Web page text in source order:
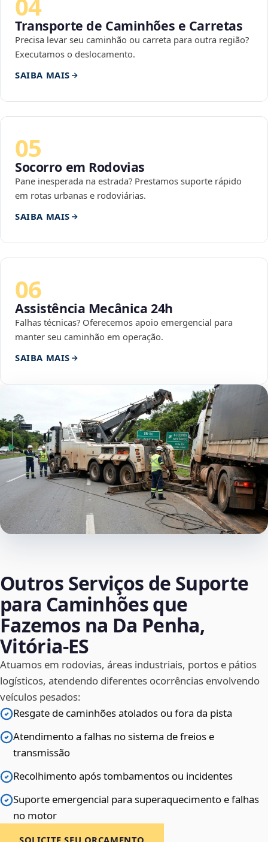
Transporte de Caminhões e Carretas
Precisa levar seu caminhão ou carreta para outra região?
Executamos o deslocamento.
SAIBA MAIS
05
Socorro em Rodovias
Pane inesperada na estrada? Prestamos suporte rápido
em rotas urbanas e rodoviárias.
SAIBA MAIS
06
Assistência Mecânica 24h
Falhas técnicas? Oferecemos apoio emergencial para
manter seu caminhão em operação.
SAIBA MAIS
Outros Serviços de Suporte
para Caminhões que
Fazemos na Da Penha,
Vitória‑ES
Atuamos em rodovias, áreas industriais, portos e pátios
logísticos, atendendo diferentes ocorrências envolvendo
veículos pesados:
Resgate de caminhões atolados ou fora da pista
Atendimento a falhas no sistema de freios e
transmissão
Recolhimento após tombamentos ou incidentes
Suporte emergencial para superaquecimento e falhas
no motor